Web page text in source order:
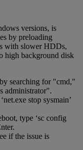
versions, is
by preloading
with slower HDDs,
high background disk
searching for "cmd,"
administrator".
stop sysmain’
type ‘sc config
if the issue is